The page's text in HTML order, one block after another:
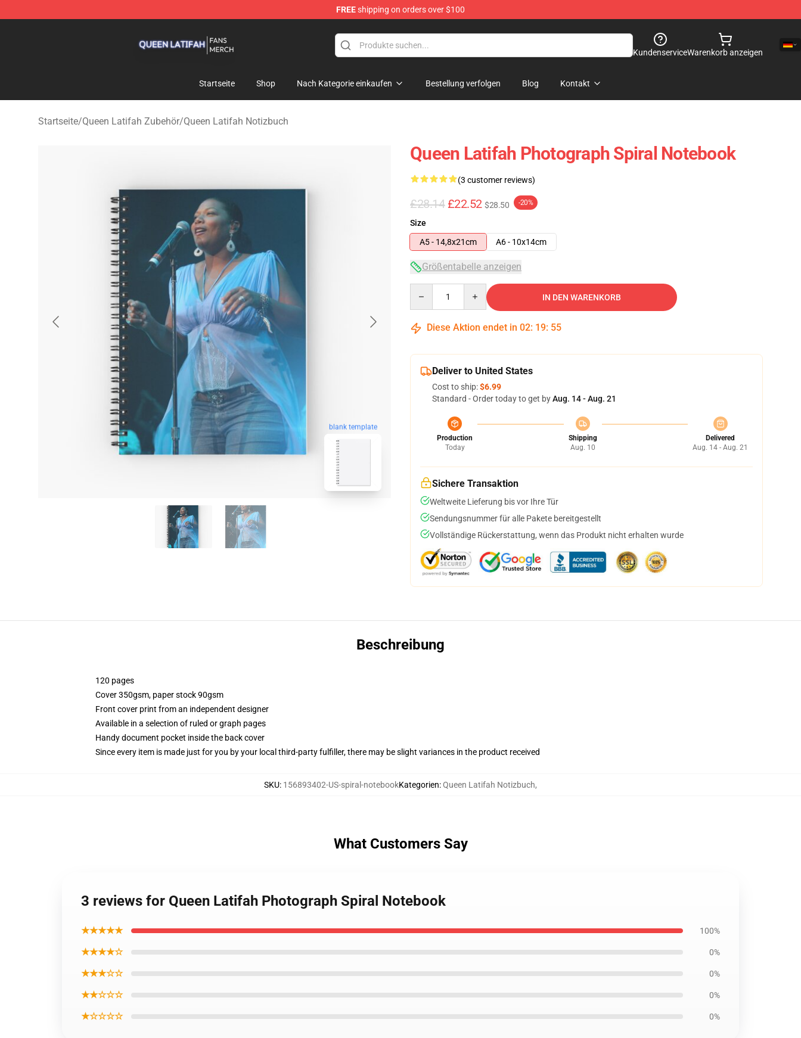
FREEshipping on orders over $100
KundenserviceWarenkorb anzeigen
Startseite Shop Nach Kategorie einkaufen Bestellung verfolgen Blog Kontakt
Startseite/Queen Latifah Zubehör/Queen Latifah Notizbuch
blank template
Queen Latifah Photograph Spiral Notebook
(3 customer reviews)
£28.14 £22.52 $28.50 -20%
Size
A5 - 14,8x21cm
A6 - 10x14cm
Größentabelle anzeigen
IN DEN WARENKORB
Diese Aktion endet in 02: 19: 54
Deliver to United States
Cost to ship:$6.99
Standard - Order today to get byAug. 14 - Aug. 21
Production
Today
Shipping
Aug. 10
Delivered
Aug. 14 - Aug. 21
Sichere Transaktion
Weltweite Lieferung bis vor Ihre Tür
Sendungsnummer für alle Pakete bereitgestellt
Vollständige Rückerstattung, wenn das Produkt nicht erhalten wurde
Beschreibung
120 pages
Cover 350gsm, paper stock 90gsm
Front cover print from an independent designer
Available in a selection of ruled or graph pages
Handy document pocket inside the back cover
Since every item is made just for you by your local third-party fulfiller, there may be slight variances in the product received
SKU: 156893402-US-spiral-notebookKategorien:Queen Latifah Notizbuch,
What Customers Say
3 reviews for Queen Latifah Photograph Spiral Notebook
★★★★★ 100%
★★★★☆ 0%
★★★☆☆ 0%
★★☆☆☆ 0%
★☆☆☆☆ 0%